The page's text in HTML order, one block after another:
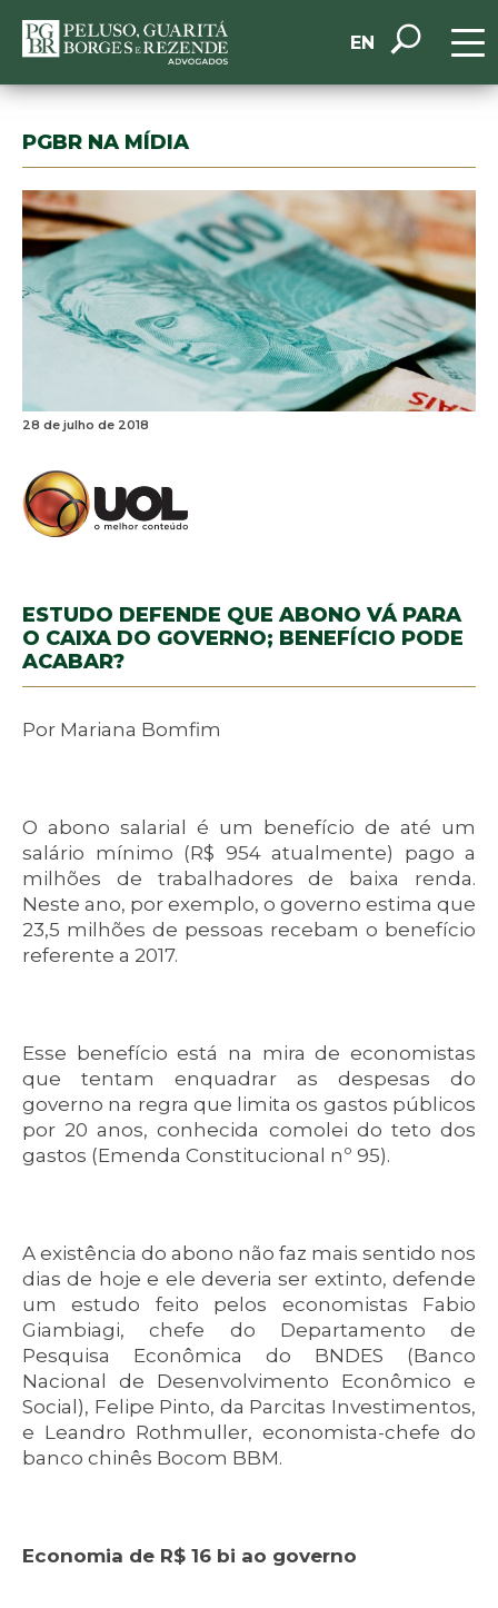
EN
PGBR NA MÍDIA
28 de julho de 2018
ESTUDO DEFENDE QUE ABONO VÁ PARA
O CAIXA DO GOVERNO; BENEFÍCIO PODE
ACABAR?
Por Mariana Bomfim
O abono salarial é um benefício de até um
salário mínimo (R$ 954 atualmente) pago a
milhões de trabalhadores de baixa renda.
Neste ano, por exemplo, o governo estima que
23,5 milhões de pessoas recebam o benefício
referente a 2017.
Esse benefício está na mira de economistas
que tentam enquadrar as despesas do
governo na regra que limita os gastos públicos
por 20 anos, conhecida comolei do teto dos
gastos (Emenda Constitucional nº 95).
A existência do abono não faz mais sentido nos
dias de hoje e ele deveria ser extinto, defende
um estudo feito pelos economistas Fabio
Giambiagi, chefe do Departamento de
Pesquisa Econômica do BNDES (Banco
Nacional de Desenvolvimento Econômico e
Social), Felipe Pinto, da Parcitas Investimentos,
e Leandro Rothmuller, economista-chefe do
banco chinês Bocom BBM.
Economia de R$ 16 bi ao governo